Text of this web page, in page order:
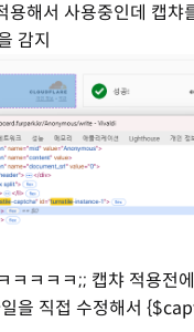
해서 사용중인데 캡챠
감지
ㅋㅋㅋㅋ;; 캡챠 적용전
을 직접 수정해서